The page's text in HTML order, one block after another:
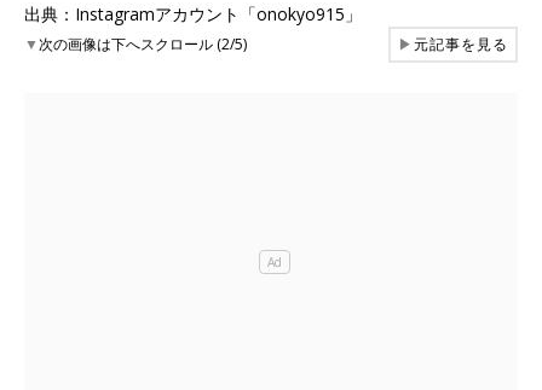
出典：Instagramアカウント「onokyo915」
▼次の画像は下へスクロール (2/5) ▶元記事を見る